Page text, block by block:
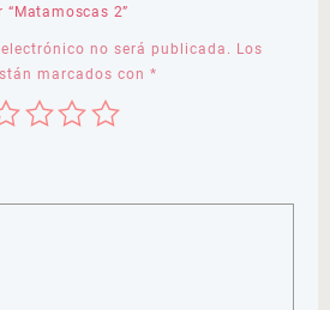
2”
no será publicada. Los
marcados con *